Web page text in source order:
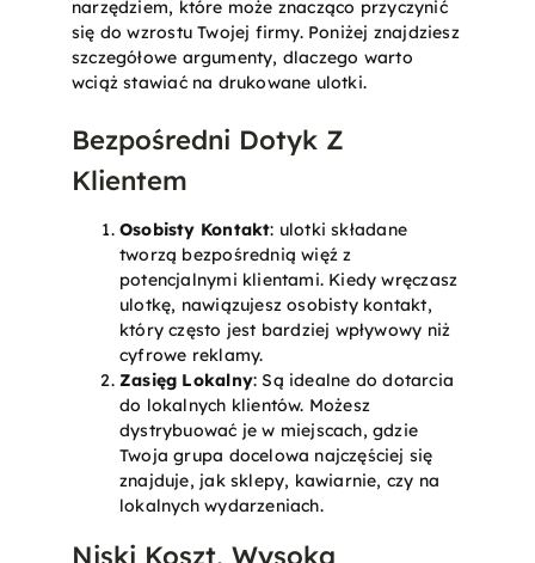
narzędziem, które może znacząco przyczynić
się do wzrostu Twojej firmy. Poniżej znajdziesz
szczegółowe argumenty, dlaczego warto
wciąż stawiać na drukowane ulotki.
Bezpośredni Dotyk Z
Klientem
Osobisty Kontakt: ulotki składane
tworzą bezpośrednią więź z
potencjalnymi klientami. Kiedy wręczasz
ulotkę, nawiązujesz osobisty kontakt,
który często jest bardziej wpływowy niż
cyfrowe reklamy.
Zasięg Lokalny: Są idealne do dotarcia
do lokalnych klientów. Możesz
dystrybuować je w miejscach, gdzie
Twoja grupa docelowa najczęściej się
znajduje, jak sklepy, kawiarnie, czy na
lokalnych wydarzeniach.
Niski Koszt, Wysoka